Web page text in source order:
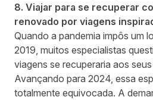
8. Viajar para se recuperar
renovado por viagens
Quando a pandemia impôs um
2019, muitos especialistas
viagens se recuperaria aos
Avançando para 2024, essa
totalmente equivocada. A